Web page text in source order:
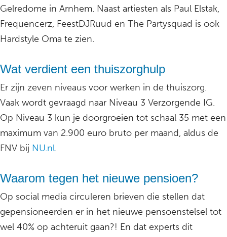
Gelredome in Arnhem. Naast artiesten als Paul Elstak,
Frequencerz, FeestDJRuud en The Partysquad is ook
Hardstyle Oma te zien.
Wat verdient een thuiszorghulp
Er zijn zeven niveaus voor werken in de thuiszorg.
Vaak wordt gevraagd naar Niveau 3 Verzorgende IG.
Op Niveau 3 kun je doorgroeien tot schaal 35 met een
maximum van 2.900 euro bruto per maand, aldus de
FNV bij NU.nl.
Waarom tegen het nieuwe pensioen?
Op social media circuleren brieven die stellen dat
gepensioneerden er in het nieuwe pensoenstelsel tot
wel 40% op achteruit gaan?! En dat experts dit